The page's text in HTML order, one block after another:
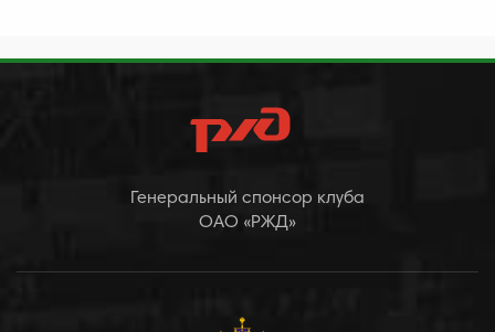
Генеральный спонсор клуба
ОАО «РЖД»